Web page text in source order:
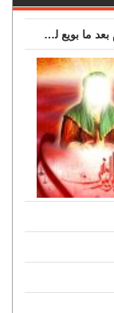
أول خطبة خطبها أمير المؤمنين عليه السّلام بعد ما بويع له بالخلافة...